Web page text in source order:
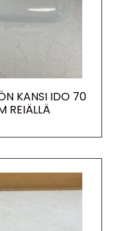
KANSI IDO 70
REIÄLLÄ